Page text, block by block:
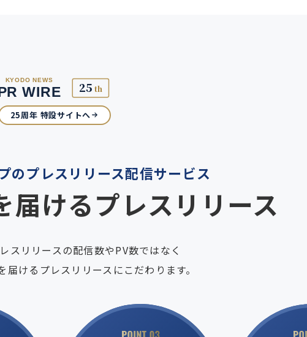
25周年 特設サイトへ
のプレスリリース配信サービス
届けるプレスリリース
スリリースの配信数やPV数ではなく
届ける プレスリリースにこだわります。